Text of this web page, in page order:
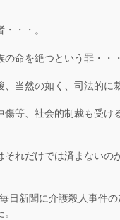
・・。
の命を絶つという罪・・
、当然の如く、司法的に
傷等、社会的制裁も受け
それだけでは済まないの
日新聞に介護殺人事件